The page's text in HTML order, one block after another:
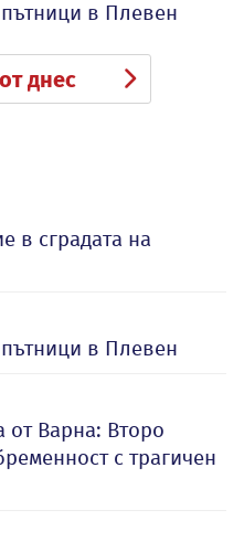
в Плевен
днес
в сградата на
в Плевен
от Варна: Второ
с трагичен